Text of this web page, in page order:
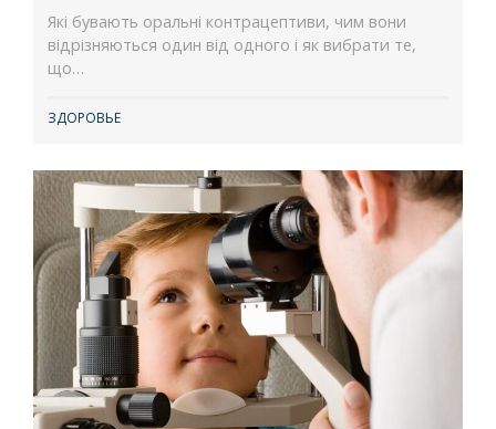
Які бувають оральні контрацептиви, чим вони
відрізняються один від одного і як вибрати те,
що…
ЗДОРОВЬЕ